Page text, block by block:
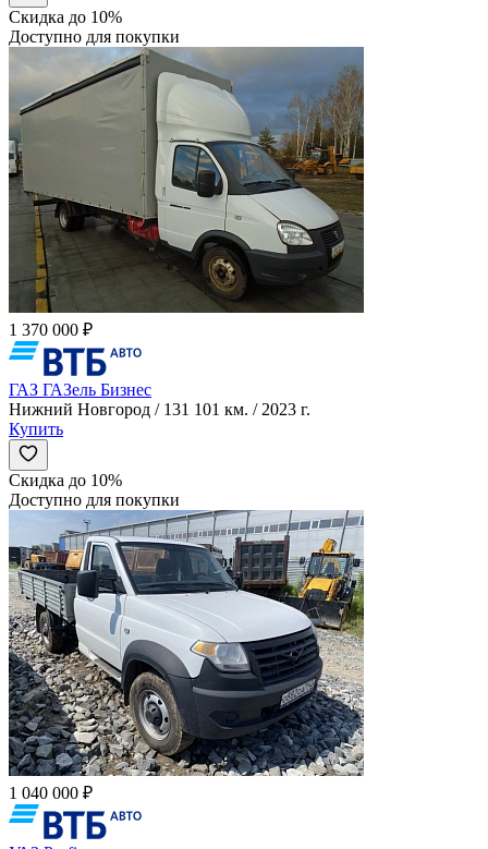
Скидка до 10%
Доступно для покупки
1 370 000 ₽
ГАЗ ГАЗель Бизнес
Нижний Новгород / 131 101 км. / 2023 г.
Купить
Скидка до 10%
Доступно для покупки
1 040 000 ₽